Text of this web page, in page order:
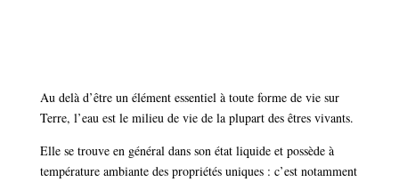
Au delà d’être un élément essentiel à toute forme de vie sur
Terre, l’eau est le milieu de vie de la plupart des êtres vivants.
Elle se trouve en général dans son état liquide et possède à
température ambiante des propriétés uniques : c’est notamment